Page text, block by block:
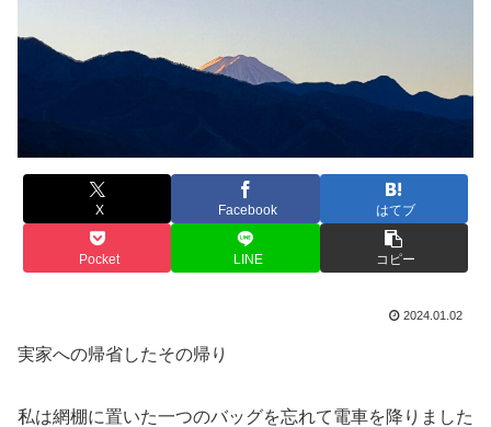
X Facebook はてブ
Pocket LINE コピー
2024.01.02
実家への帰省したその帰り
私は網棚に置いた一つのバッグを忘れて電車を降りました